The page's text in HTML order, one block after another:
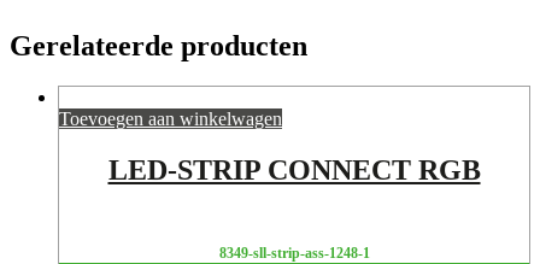
Gerelateerde producten
Toevoegen aan winkelwagen
LED-STRIP CONNECT RGB
8349-sll-strip-ass-1248-1